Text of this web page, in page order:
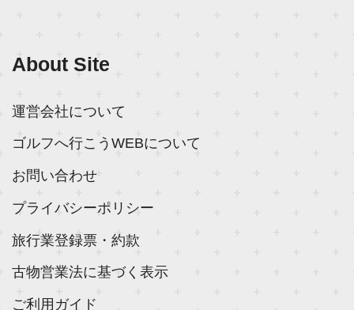
About Site
運営会社について
ゴルフへ行こうWEBについて
お問い合わせ
プライバシーポリシー
旅行業登録票・約款
古物営業法に基づく表示
ご利用ガイド